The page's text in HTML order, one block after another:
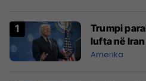
Trumpi
lufta në Iran
Amerika